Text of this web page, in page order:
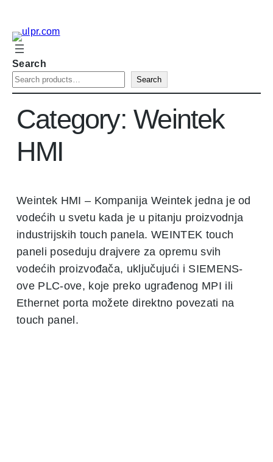
Search
Search
Category:Weintek
HMI
Weintek HMI – Kompanija Weintek jedna je od
vodećih u svetu kada je u pitanju proizvodnja
industrijskih touch panela. WEINTEK touch
paneli poseduju drajvere za opremu svih
vodećih proizvođača, uključujući i SIEMENS-
ove PLC-ove, koje preko ugrađenog MPI ili
Ethernet porta možete direktno povezati na
touch panel.